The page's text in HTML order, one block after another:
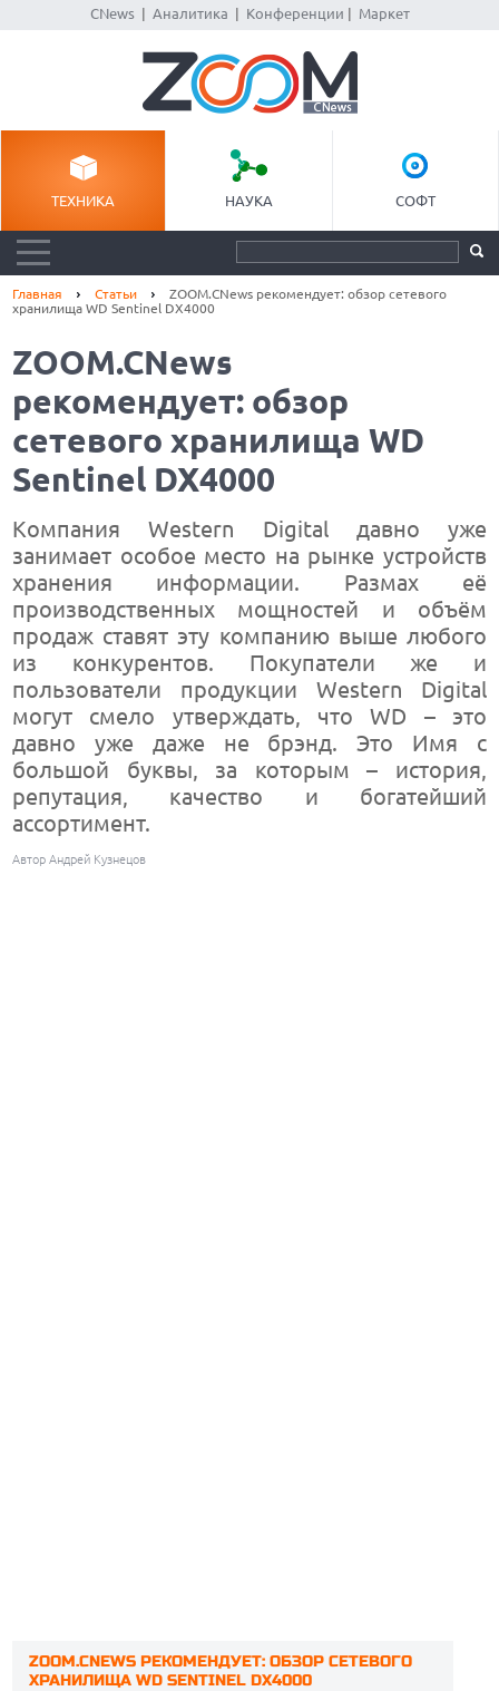
CNews| Аналитика Конференции Маркет
ТЕХНИКА НАУКА СОФТ
Главная Статьи
ZOOM.CNews рекомендует: обзор сетевого
хранилища WD Sentinel DX4000
ZOOM.CNews
рекомендует: обзор
сетевого хранилища WD
Sentinel DX4000
Компания Western Digital давно уже
занимает особое место на рынке устройств
хранения информации. Размах её
производственных мощностей и объём
продаж ставят эту компанию выше любого
из конкурентов. Покупатели же и
пользователи продукции Western Digital
могут смело утверждать, что WD – это
давно уже даже не брэнд. Это Имя с
большой буквы, за которым – история,
репутация, качество и богатейший
ассортимент.
Автор Андрей Кузнецов
ZOOM.CNEWS РЕКОМЕНДУЕТ: ОБЗОР СЕТЕВОГО
ХРАНИЛИЩА WD SENTINEL DX4000